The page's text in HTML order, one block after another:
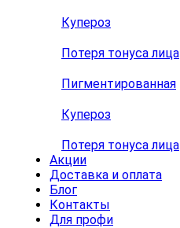
Купероз
Потеря тонуса лица
Пигментированная
Купероз
Потеря тонуса лица
Акции
Доставка и оплата
Блог
Контакты
Для профи